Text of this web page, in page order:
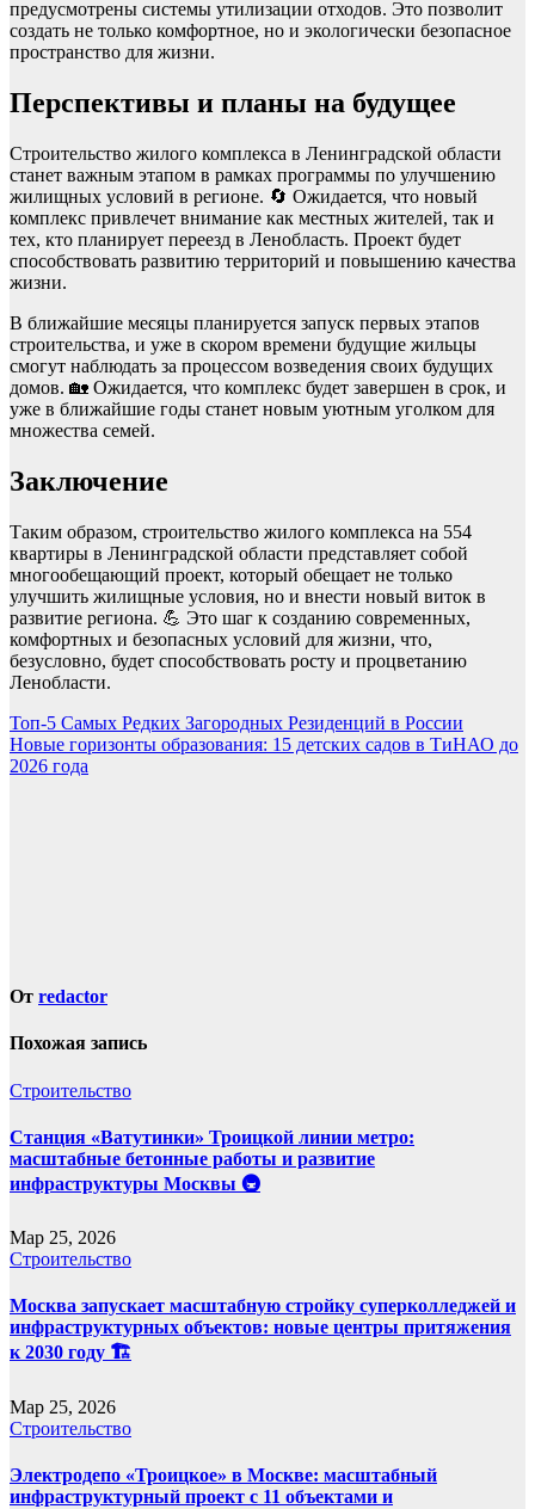
предусмотрены системы утилизации отходов. Это позволит
создать не только комфортное, но и экологически безопасное
пространство для жизни.
Перспективы и планы на будущее
Строительство жилого комплекса в Ленинградской области
станет важным этапом в рамках программы по улучшению
жилищных условий в регионе. 🔄 Ожидается, что новый
комплекс привлечет внимание как местных жителей, так и
тех, кто планирует переезд в Ленобласть. Проект будет
способствовать развитию территорий и повышению качества
жизни.
В ближайшие месяцы планируется запуск первых этапов
строительства, и уже в скором времени будущие жильцы
смогут наблюдать за процессом возведения своих будущих
домов. 🏡 Ожидается, что комплекс будет завершен в срок, и
уже в ближайшие годы станет новым уютным уголком для
множества семей.
Заключение
Таким образом, строительство жилого комплекса на 554
квартиры в Ленинградской области представляет собой
многообещающий проект, который обещает не только
улучшить жилищные условия, но и внести новый виток в
развитие региона. 💪 Это шаг к созданию современных,
комфортных и безопасных условий для жизни, что,
безусловно, будет способствовать росту и процветанию
Ленобласти.
Навигация
по
Топ-5 Самых Редких Загородных Резиденций в России
Новые горизонты образования: 15 детских садов в ТиНАО до
2026 года
От redactor
Похожая запись
Строительство
Станция «Ватутинки» Троицкой линии метро:
масштабные бетонные работы и развитие
инфраструктуры Москвы 🚇
Мар 25, 2026
Строительство
Москва запускает масштабную стройку суперколледжей и
инфраструктурных объектов: новые центры притяжения
к 2030 году 🏗️
Мар 25, 2026
Строительство
Электродепо «Троицкое» в Москве: масштабный
инфраструктурный проект с 11 объектами и